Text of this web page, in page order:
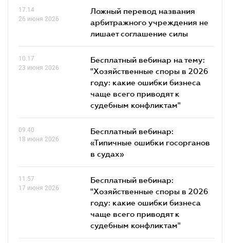
17.14
26 июня 2026
Ложный перевод названия
арбитражного учреждения не
лишает соглашение силы
10.17
23 июня 2026
Бесплатный вебинар на тему:
"Хозяйственные споры в 2026
году: какие ошибки бизнеса
чаще всего приводят к
судебным конфликтам"
09.40
18 июня 2026
Бесплатный вебинар:
«Типичные ошибки госорганов
в судах»
11.57
17 июня 2026
Бесплатный вебинар:
"Хозяйственные споры в 2026
году: какие ошибки бизнеса
чаще всего приводят к
судебным конфликтам"